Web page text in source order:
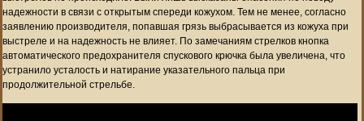
надежности в связи с открытым спереди кожухом. Тем не менее, согласно
заявлению производителя, попавшая грязь выбрасывается из кожуха при
выстреле и на надежность не влияет. По замечаниям стрелков кнопка
автоматического предохранителя спускового крючка была увеличена, что
устранило усталость и натирание указательного пальца при
продолжительной стрельбе.